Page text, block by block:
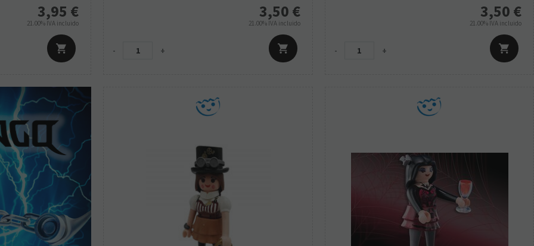
3,95 €
21.00% IVA incluido
3,50 €
21.00% IVA incluido
- +
3,50 €
21.00% IVA incluido
- +